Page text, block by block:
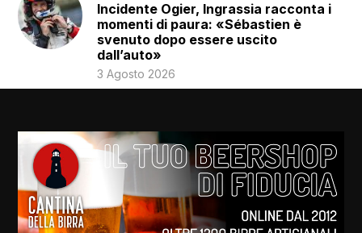
Incidente Ogier, Ingrassia racconta i
momenti di paura: «Sébastien è
svenuto dopo essere uscito
dall’auto»
3 Agosto 2026